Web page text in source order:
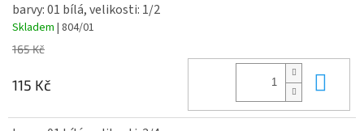
barvy: 01 bílá, velikosti: 1/2
Skladem | 804/01
165 Kč
115 Kč